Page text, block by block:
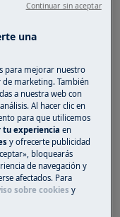
pueden
filtros deben
un uso
utiliza mucho
lavar los filtros
En el resto de
8 veces
el olor de los
una
para mejorar nuestro
marketing. También
a nuestra web con
Al hacer clic en
para que utilicemos
tu experienciaen
y ofrecerte publicidad
bloquearás
de navegación y
afectados. Para
sobre cookies y
Continuar sin aceptar